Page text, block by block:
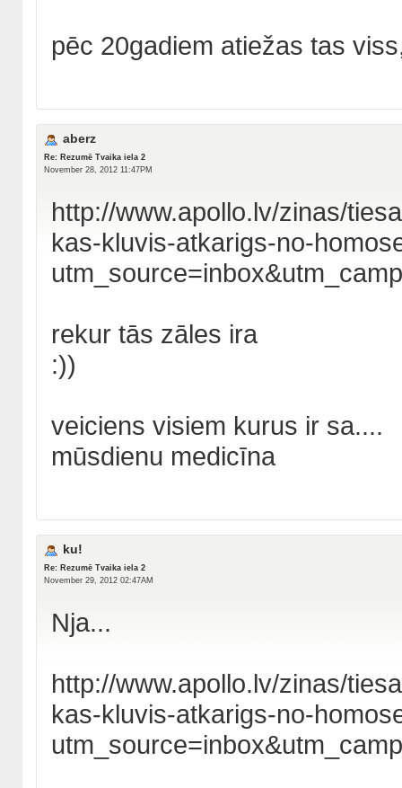
pēc 20gadiem atiežas tas
aberz
Re: Rezumē Tvaika iela 2
November 28, 2012 11:47PM
http://www.apollo.lv/zinas/
kas-kluvis-atkarigs-no-
rekur tās zāles ira
:))
veiciens visiem kurus ir sa....
mūsdienu medicīna
ku!
Re: Rezumē Tvaika iela 2
November 29, 2012 02:47AM
Nja...
http://www.apollo.lv/zinas/
kas-kluvis-atkarigs-no-